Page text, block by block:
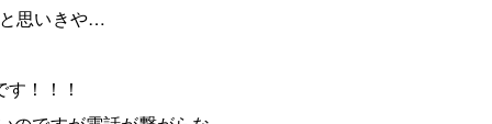
思いきや…
！！！